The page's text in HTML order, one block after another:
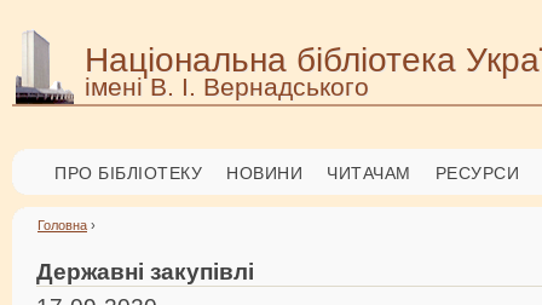
Національна бібліотека
імені В. І. Вернадського
ПРО БІБЛІОТЕКУ НОВИНИ ЧИТАЧАМ РЕСУРСИ
Головна ›
Державні закупівлі